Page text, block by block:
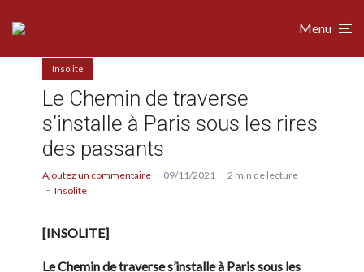
Menu
Insolite
Le Chemin de traverse
s’installe à Paris sous les rires
des passants
Ajoutez un commentaire 09/11/2021
2 min de lecture
Insolite
[INSOLITE]
Le Chemin de traverse s’installe à Paris sous les